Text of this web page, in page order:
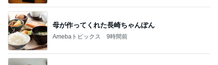
母が作ってくれた長崎ちゃんぽん
Amebaトピックス 9時間前